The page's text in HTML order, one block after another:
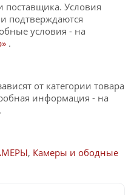
поставщика. Условия
подтверждаются
условия - на
.
от категории товара
информация - на
.
, Камеры и ободные